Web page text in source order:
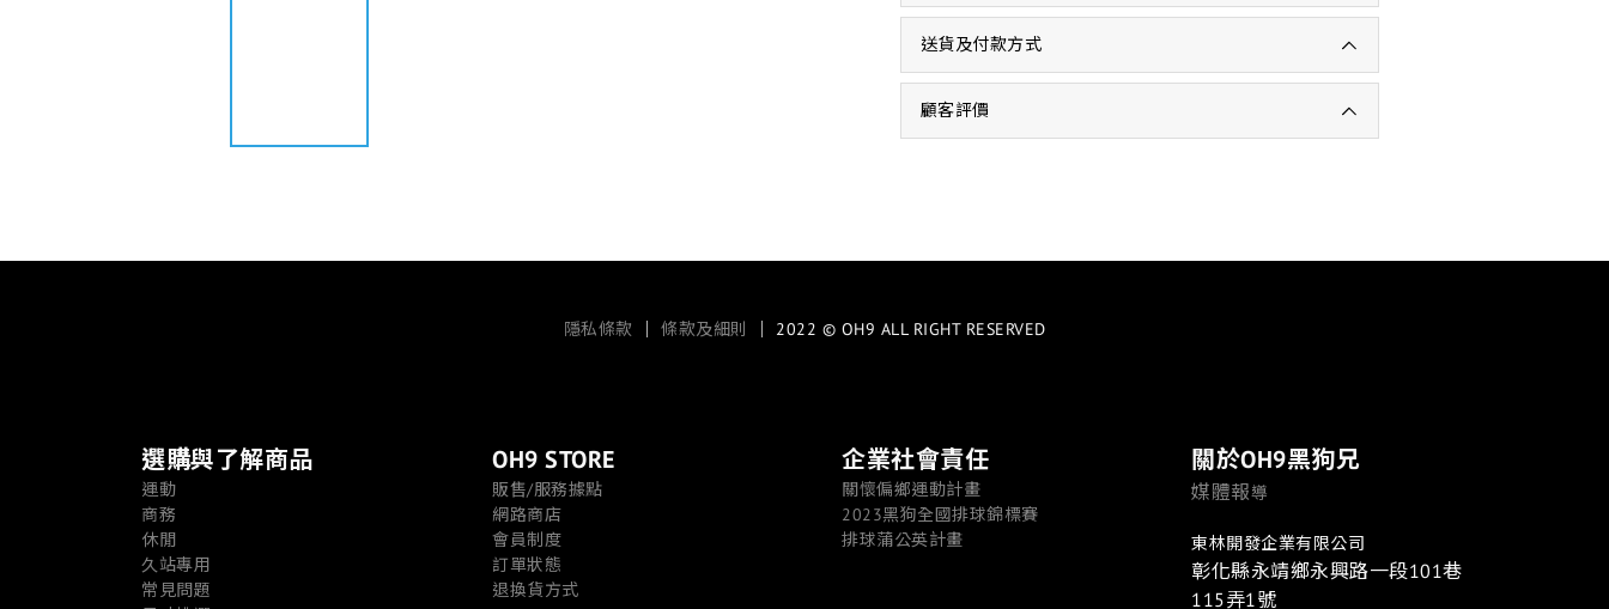
送貨及付款方式
顧客評價
隱私條款 條款及細則 ｜ 2022 © OH9 ALL RIGHT RESERVED
選購與了解商品
運動
商務
休閒
久站專用
常見問題
OH9 STORE
販售/服務據點
網路商店
會員制度
訂單狀態
退換貨方式
企業社會責任
關懷偏鄉運動計畫
2023黑狗全國排球錦標賽
排球蒲公英計畫
關於OH9黑狗兄
媒體報導
東林開發企業有限公司
彰化縣永靖鄉永興路一段101巷
115弄1號